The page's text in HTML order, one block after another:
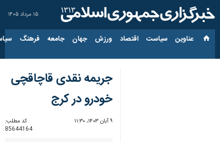
۱۵ مرداد ۱۴۰۵
عناوین‌ سیاست اقتصاد ورزش جهان جامعه فرهنگ
جریمه نقدی قاچاقچی
خودرو در کرج
۹ آبان ۱۴۰۳، ۱۱:۳۰
کد مطلب:
85644164